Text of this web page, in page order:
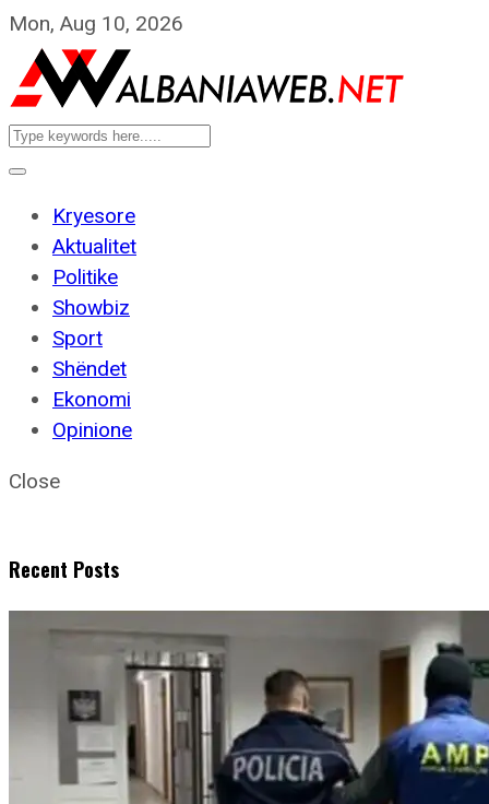
Mon, Aug 10, 2026
Kryesore
Aktualitet
Politike
Showbiz
Sport
Shëndet
Ekonomi
Opinione
Close
Recent Posts